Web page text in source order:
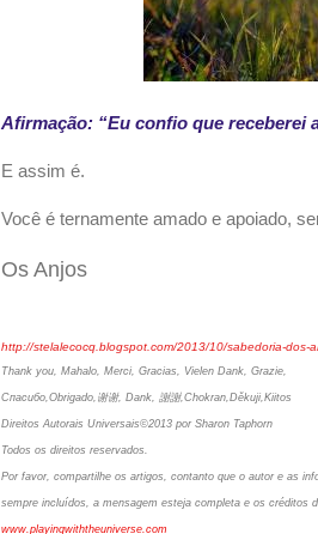
Afirmação: “Eu confio que receberei
E assim é.
Você é ternamente amado e apoiado,
Os Anjos
http://stelalecocq.blogspot.com/2013/10/sabedoria-dos-
Thank you, Mahalo, Merci, Gracias, Vielen Dank, Grazie,
Спасибо,Obrigado,谢谢, Dank, 謝謝,Chokran,Děkuji,Kiitos
Direitos Autorais Universais©2013 por Sharon Taphorn
Todos os direitos reservados.
Por favor, compartilhe os artigos, contanto que o autor e as
sempre incluídos, a mensagem esteja completa e os créditos
www.playingwiththeuniverse.com